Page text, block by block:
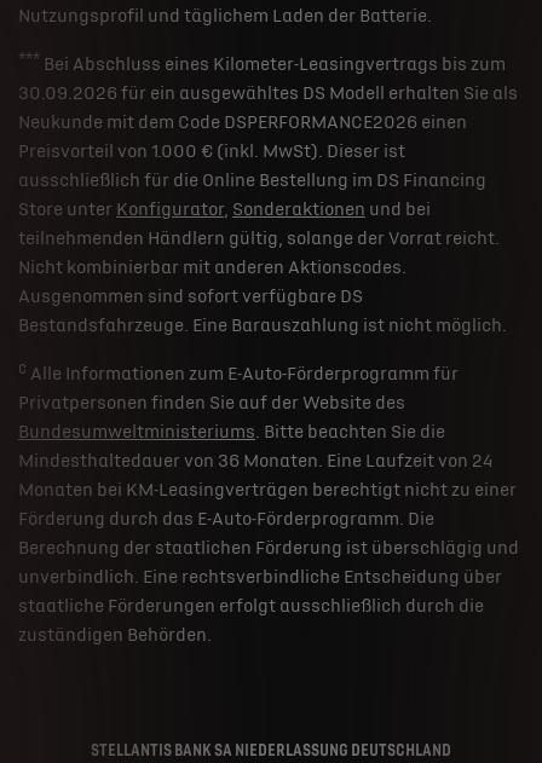
Nutzungsprofil und täglichem Laden der Batterie.
*** Bei Abschluss eines Kilometer-Leasingvertrags bis zum
30.09.2026 für ein ausgewähltes DS Modell erhalten Sie als
Neukunde mit dem Code DSPERFORMANCE2026 einen
Preisvorteil von 1.000 € (inkl. MwSt). Dieser ist
ausschließlich für die Online Bestellung im DS Financing
Store unter Konfigurator, Sonderaktionen und bei
teilnehmenden Händlern gültig, solange der Vorrat reicht.
Nicht kombinierbar mit anderen Aktionscodes.
Ausgenommen sind sofort verfügbare DS
Bestandsfahrzeuge. Eine Barauszahlung ist nicht möglich.
c Alle Informationen zum E-Auto-Förderprogramm für
Privatpersonen finden Sie auf der Website des
Bundesumweltministeriums. Bitte beachten Sie die
Mindesthaltedauer von 36 Monaten. Eine Laufzeit von 24
Monaten bei KM-Leasingverträgen berechtigt nicht zu einer
Förderung durch das E-Auto-Förderprogramm. Die
Berechnung der staatlichen Förderung ist überschlägig und
unverbindlich. Eine rechtsverbindliche Entscheidung über
staatliche Förderungen erfolgt ausschließlich durch die
zuständigen Behörden.
STELLANTIS BANK SA NIEDERLASSUNG DEUTSCHLAND